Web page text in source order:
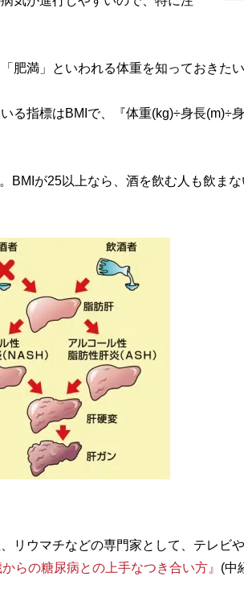
満」といわれる体重を知っておきたい
る指標はBMIで、『体重(kg)÷身長(m)÷
が25以上なら、酒を飲む人も飲ま
リウマチなどの専門家として、テレビ
からの糖尿病との上手なつき合い方』 (中